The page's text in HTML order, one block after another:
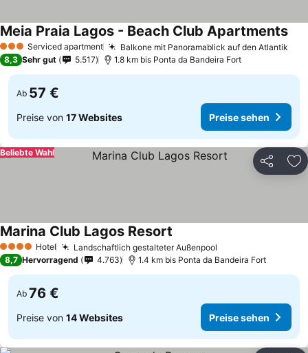
3 SterneServiced apartment Balkone mit Panoramablick auf den Atlantik
Meia Praia Lagos - Beach Club Apartments
8,3 Sehr gut 5.517 1.8 km bis Ponta da Bandeira Fort
Ab 57 €
Preise von 17 Websites Preise sehen
Teilen
Beliebte Wahl
4 Sterne Hotel Landschaftlich gestalteter Außenpool
Marina Club Lagos Resort
8,7 Hervorragend 4.763 1.4 km bis Ponta da Bandeira Fort
Ab 76 €
Preise von 14 Websites Preise sehen